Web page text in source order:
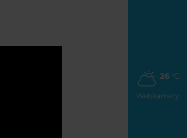
26 °C
Webkamery